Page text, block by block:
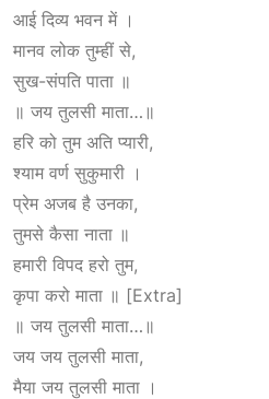
आई दिव्य भवन में ।
मानव लोक तुम्हीं से,
सुख-संपति पाता ॥
॥ जय तुलसी माता…॥
हरि को तुम अति प्यारी,
श्याम वर्ण सुकुमारी ।
प्रेम अजब है उनका,
तुमसे कैसा नाता ॥
हमारी विपद हरो तुम,
कृपा करो माता ॥ [Extra]
॥ जय तुलसी माता…॥
जय जय तुलसी माता,
मैया जय तुलसी माता ।